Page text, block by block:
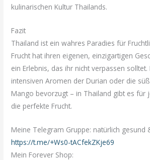
kulinarischen Kultur Thailands.
Fazit
Thailand ist ein wahres Paradies für
Frucht hat ihren eigenen, einzigartigen
ein Erlebnis, das ihr nicht verpassen solltet.
intensiven Aromen der Durian oder die
Mango bevorzugt – in Thailand gibt es für
die perfekte Frucht.
Meine Telegram Gruppe: natürlich gesund
https://t.me/+Ws0-tACfekZKje69
Mein Forever Shop: